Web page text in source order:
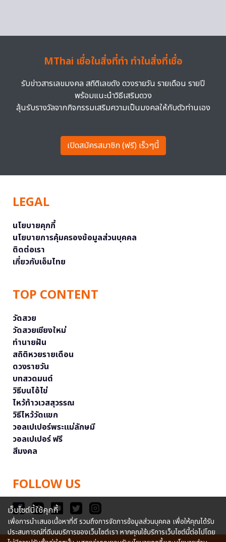
MThai เชื่อในสิ่งที่ทำ ทำในสิ่งที่เชื่อ
รับข่าวสารเลขมงคล สถิติเลขดัง ดวงรายวัน รายเดือน รายปี
พร้อมแนะนำวิธีเสริมดวง
ลุ้นรับรางวัลจากกิจกรรมเสริมความเป็นมงคลให้กับตัวท่านเอง
เปิดสมัครสมาชิก (ฟรี) เร็วๆนี้
LEGAL
นโยบายคุกกี้
นโยบายการคุ้มครองข้อมูลส่วนบุคคล
ติดต่อเรา
เกี่ยวกับเอ็มไทย
TOP CONTENT
วัดสวย
วัดสวยเชียงใหม่
ทำนายฝัน
สถิติหวยรายเดือน
ดวงรายวัน
บทสวดมนต์
วิธีบนไอ้ไข่
ไหว้ท้าวเวสสุวรรณ
วิธีไหว้วัดแขก
วอลเปเปอร์พระแม่ลักษมี
วอลเปเปอร์ ฟรี
สีมงคล
FOLLOW US
เว็บไซต์นี้ใช้คุกกี้
เพื่อการนำเสนอเนื้อหาที่ดี รวมถึงการจัดการข้อมูลส่วนบุคคล เพื่อให้คุณได้รับ
ประสบการณ์ที่ดีบนบริการของเว็บไซต์เรา หากคุณใช้บริการเว็บไซต์นี้ต่อไปโดย